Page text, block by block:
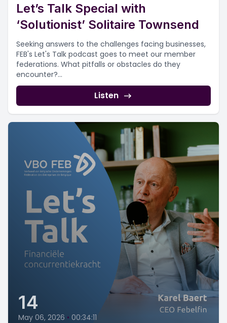
Let’s Talk Special with
‘Solutionist’ Solitaire Townsend
Seeking answers to the challenges facing businesses,
FEB's Let's Talk podcast goes to meet our member
federations. What pitfalls or obstacles do they
encounter?...
Listen
14
May 06, 2026 • 00:34:11